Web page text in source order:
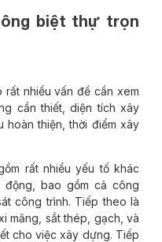
biệt thự trọn
nhiều vấn đề cần xem
cần thiết, diện tích xây
thiện, thời điểm xây
rất nhiều yếu tố khác
bao gồm cả công
công trình. Tiếp theo là
măng, sắt thép, gạch, và
cho việc xây dựng. Tiếp